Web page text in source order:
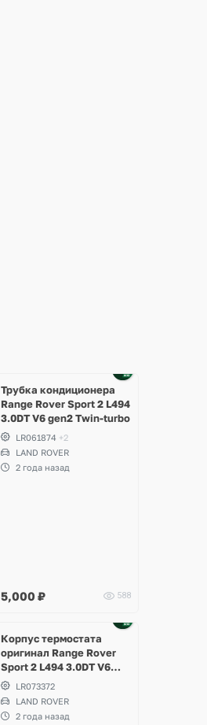
Трубка кондиционера
Range Rover Sport 2 L494
3.0DT V6 gen2 Twin-turbo
LR061874 +2
LAND ROVER
2 года назад
5,000 ₽ 588
Корпус термостата
оригинал Range Rover
Sport 2 L494 3.0DT V6
gen2 Twin-turbo
LR073372
LAND ROVER
2 года назад